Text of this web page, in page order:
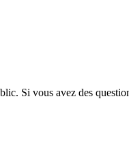
Si vous avez des